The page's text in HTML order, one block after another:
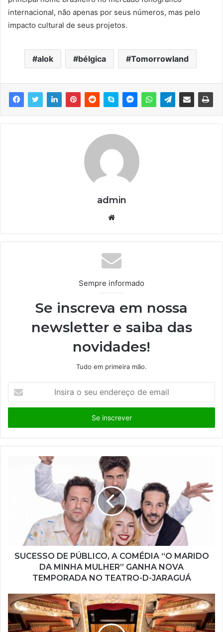
internacional, não apenas por seus números, mas pelo
impacto cultural de seus projetos.
alok bélgica Tomorrowland
admin
te
Sempre informado
Se inscreva em nossa
newsletter e saiba das
novidades!
Tudo em primeira mão.
s
r
a
e
m
a
i
SUCESSO DE PÚBLICO, A COMÉDIA “O MARIDO
DA MINHA MULHER” GANHA NOVA
TEMPORADA NO TEATRO-D-JARAGUÁ